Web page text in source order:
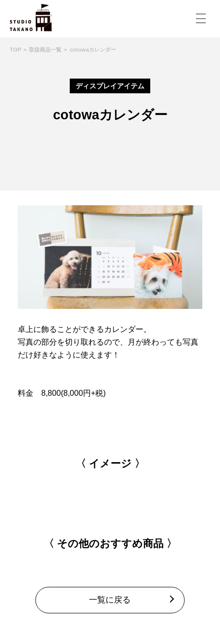
TOP 取扱商品一覧 cotowaカレンダー
ディスプレイアイテム
cotowaカレンダー
卓上に飾ることができるカレンダー。
写真の部分を切り取れるので、月が終わっても写真
だけ好きなように使えます！
料金 8,800(8,000円+税)
〈 イメージ 〉
〈 その他のおすすめ商品 〉
一覧に戻る